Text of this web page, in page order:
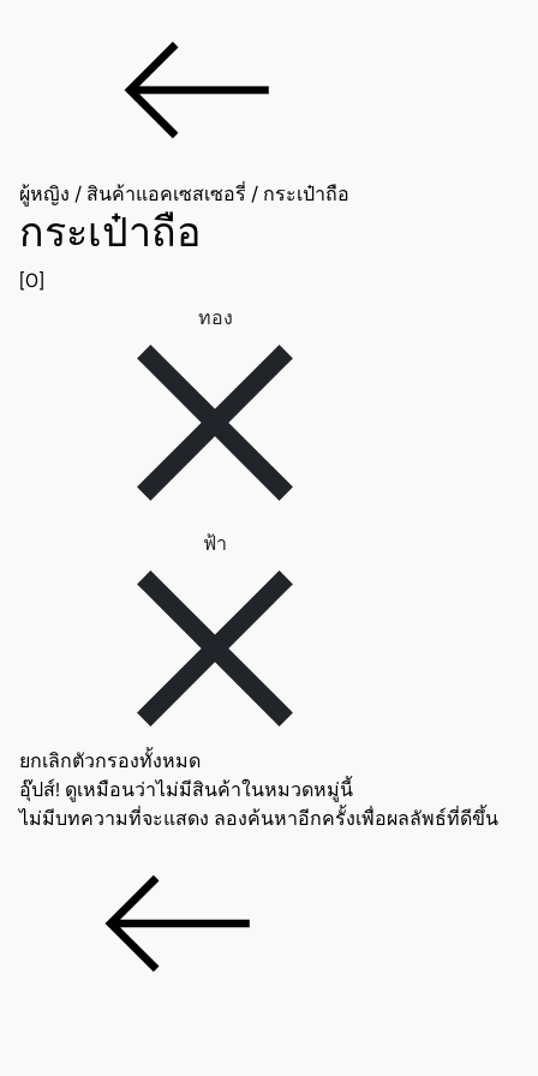
ผู้หญิง / สินค้าแอคเซสเซอรี่ / กระเป๋าถือ
กระเป๋าถือ
[0]
ทองลบตัวกรอง ทอง
ฟ้า
ยกเลิกตัวกรองทั้งหมด
อุ๊ปส์! ดูเหมือนว่าไม่มีสินค้าในหมวดหมู่นี้
ไม่มีบทความที่จะแสดง ลองค้นหาอีกครั้งเพื่อผลลัพธ์ที่ดีขึ้น